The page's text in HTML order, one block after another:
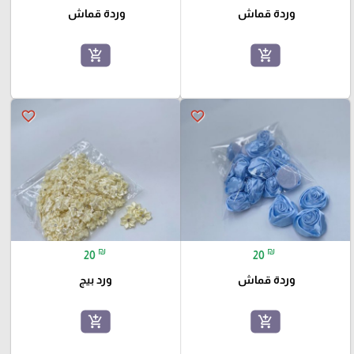
وردة قماش
add_shopping_cart
وردة قماش
add_shopping_cart
favorite_border
20 ₪
وردة قماش
add_shopping_cart
favorite_border
20 ₪
ورد بيج
add_shopping_cart